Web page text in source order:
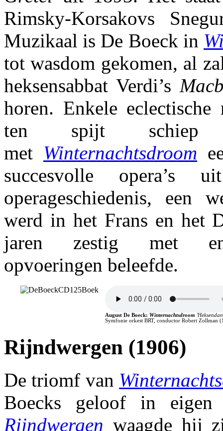
Rimsky-Korsakovs
Muzikaal is De Boeck in
tot wasdom gekomen, al
heksensabbat Verdi’s
horen. Enkele eclectische
ten spijt schiep
met Winternachtsdroom
succesvolle opera’s
operageschiedenis, een
werd in het Frans en het
jaren zestig met
opvoeringen beleefde.
August De Boeck: Winternachtsdroom
Symfonie orkest BRT, conductor Robert Zollman
Rijndwergen (1906)
De triomf van
Boecks geloof in
Rijndwergen waagde hij